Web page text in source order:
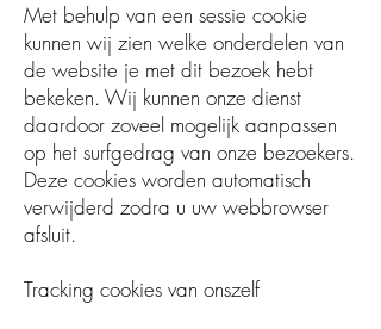
Met behulp van een sessie cookie
kunnen wij zien welke onderdelen van
de website je met dit bezoek hebt
bekeken. Wij kunnen onze dienst
daardoor zoveel mogelijk aanpassen
op het surfgedrag van onze bezoekers.
Deze cookies worden automatisch
verwijderd zodra u uw webbrowser
afsluit.
Tracking cookies van onszelf